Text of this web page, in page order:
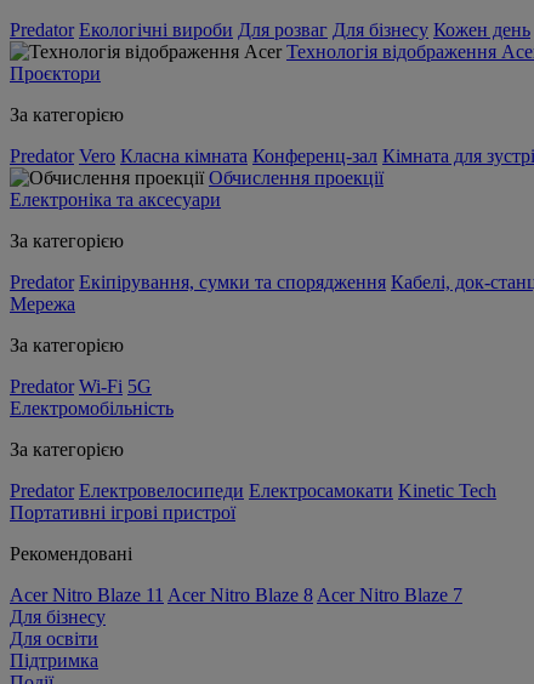
Predator Екологічні вироби Для розваг Для бізнесу Кожен день
Технологія відображення
Проєктори
За категорією
Predator Vero Класна кімната Конференц-зал Кімната для
Обчислення проекції
Електроніка та аксесуари
За категорією
Predator Екіпірування, сумки та спорядження Кабелі, док-
Мережа
За категорією
Predator Wi-Fi 5G
Електромобільність
За категорією
Predator Електровелосипеди Електросамокати Kinetic Tech
Портативні ігрові пристрої
Рекомендовані
Acer Nitro Blaze 11 Acer Nitro Blaze 8 Acer Nitro Blaze 7
Для бізнесу
Для освіти
Підтримка